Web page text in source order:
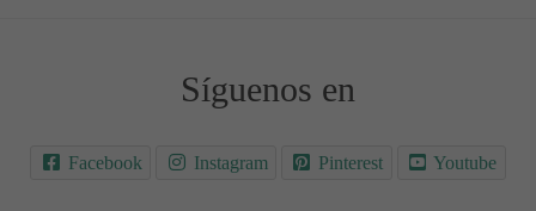
Síguenos en
Facebook Instagram Pinterest Youtube